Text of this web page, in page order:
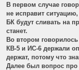
В первом случае
не исправит
БК будут сливать на
станет.
Во втором
КВ-5 и ИС-6 держали
держат, потому что
Далее был вопрос про